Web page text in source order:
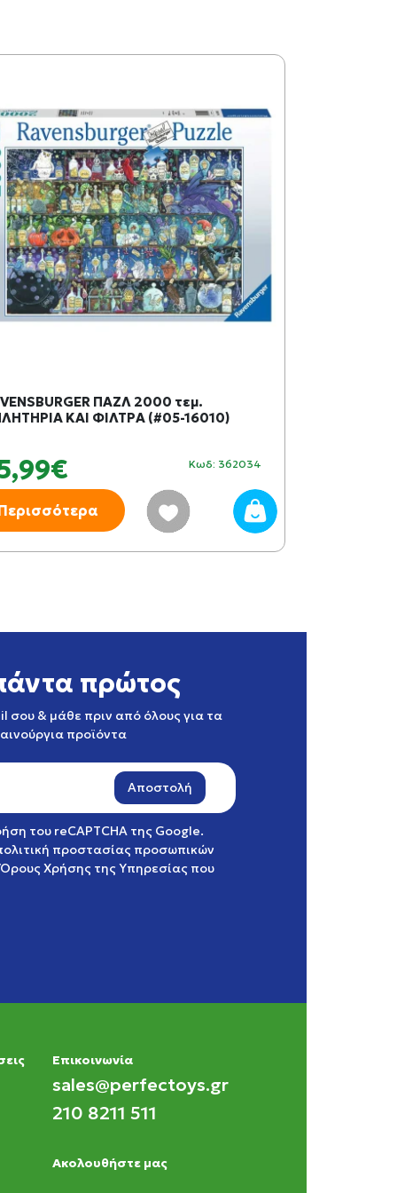
ΠΑΖΛ 2000 τεμ.
ΚΑΙ ΦΙΛΤΡΑ (#05-16010)
Κωδ: 362034
πρώτος
σου & μάθε πριν από όλους για τα
προϊόντα
Αποστολή
του reCAPTCHA της Google.
προστασίας προσωπικών
Όρους Χρήσης της Υπηρεσίας που
Eπικοινωνία
sales@perfectoys.gr
210 8211 511
Ακολουθήστε μας